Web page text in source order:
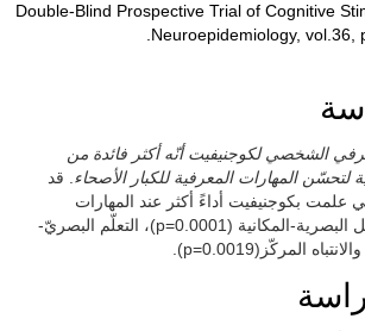
Double-Blind Prospective Trial of Cognitive
Neuroepidemiology, vol.36,
الشخصي لكوجنيفيت أنّه أكثر فائدة من
لتحسّن المهارات المعرفية للكبار الأصحاء . قد
علمت بكوجنيفيت أداءً أكثر عند المهارات
المعرفية لذاكرة العمل البصرية-المكانية (p=0.0001)، التعلّم البصريّ-